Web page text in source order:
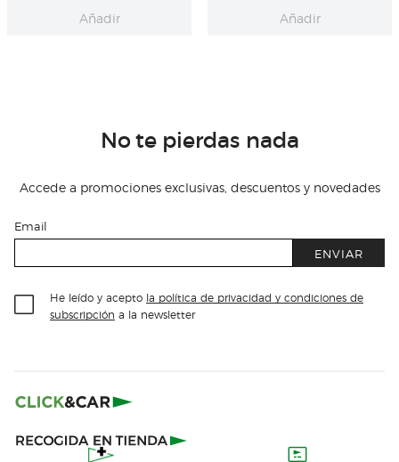
Añadir Añadir
No te pierdas nada
Accede a promociones exclusivas, descuentos y novedades
Email
ENVIAR
He leído y acepto la política de privacidad y condiciones de
subscripción a la newsletter